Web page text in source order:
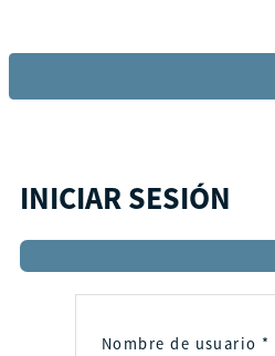
INICIAR SESIÓN
Nombre de usuario *